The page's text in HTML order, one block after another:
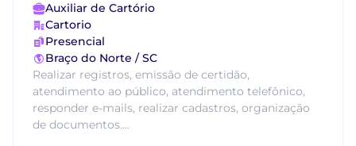
Auxiliar de Cartório
Cartorio
Presencial
Braço do Norte / SC
Realizar registros, emissão de certidão,
atendimento ao público, atendimento telefônico,
responder e-mails, realizar cadastros, organização
de documentos....